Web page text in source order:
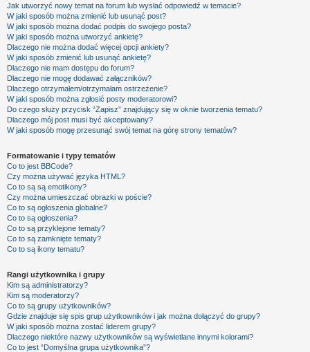
Jak utworzyć nowy temat na forum lub wysłać odpowiedź w temacie?
W jaki sposób można zmienić lub usunąć post?
W jaki sposób można dodać podpis do swojego posta?
W jaki sposób można utworzyć ankietę?
Dlaczego nie można dodać więcej opcji ankiety?
W jaki sposób zmienić lub usunąć ankietę?
Dlaczego nie mam dostępu do forum?
Dlaczego nie mogę dodawać załączników?
Dlaczego otrzymałem/otrzymałam ostrzeżenie?
W jaki sposób można zgłosić posty moderatorowi?
Do czego służy przycisk “Zapisz” znajdujący się w oknie tworzenia tematu?
Dlaczego mój post musi być akceptowany?
W jaki sposób mogę przesunąć swój temat na górę strony tematów?
Formatowanie i typy tematów
Co to jest BBCode?
Czy można używać języka HTML?
Co to są są emotikony?
Czy można umieszczać obrazki w poście?
Co to są ogłoszenia globalne?
Co to są ogłoszenia?
Co to są przyklejone tematy?
Co to są zamknięte tematy?
Co to są ikony tematu?
Rangi użytkownika i grupy
Kim są administratorzy?
Kim są moderatorzy?
Co to są grupy użytkowników?
Gdzie znajduje się spis grup użytkowników i jak można dołączyć do grupy?
W jaki sposób można zostać liderem grupy?
Dlaczego niektóre nazwy użytkowników są wyświetlane innymi kolorami?
Co to jest “Domyślna grupa użytkownika”?